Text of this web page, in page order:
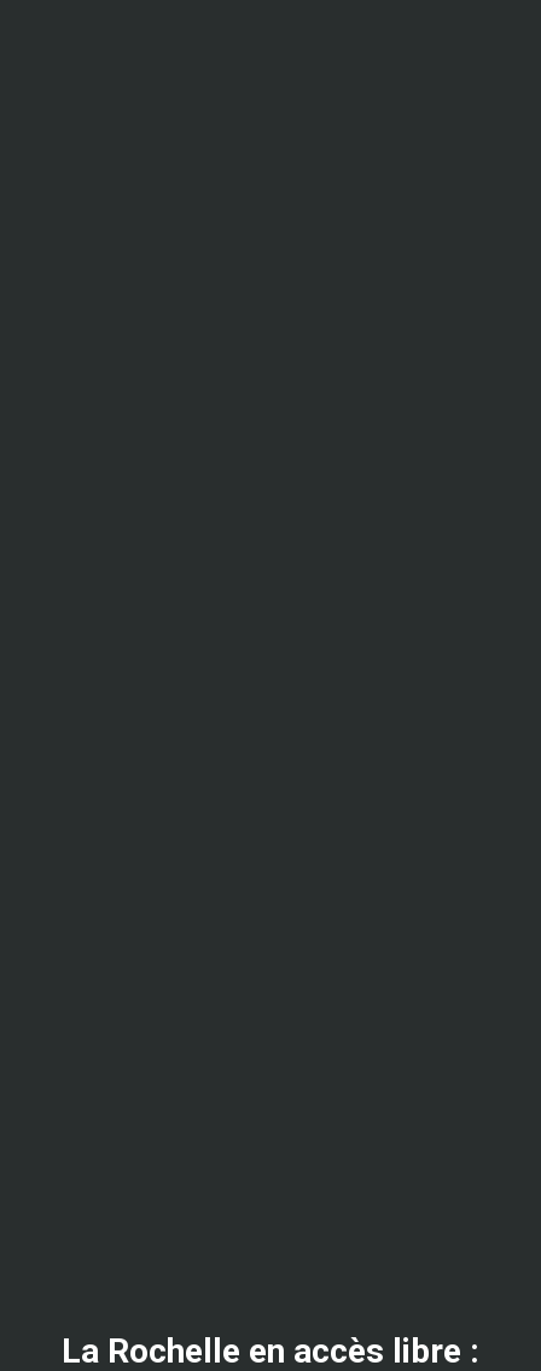
La Rochelle en accès libre :